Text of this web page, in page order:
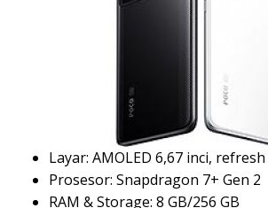
Layar: AMOLED 6,67 inci,
Prosesor: Snapdragon 7+ Gen 2
RAM & Storage: 8 GB/256 GB